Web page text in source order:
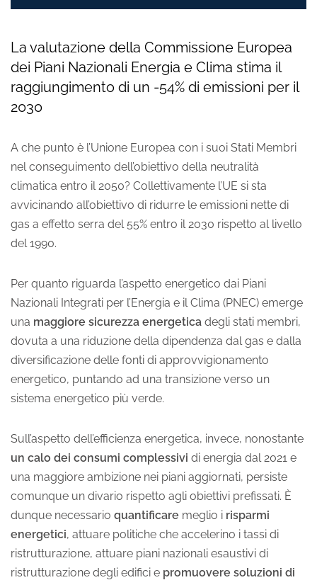
La valutazione della Commissione Europea
dei Piani Nazionali Energia e Clima stima il
raggiungimento di un -54% di emissioni per il
2030
A che punto è l’Unione Europea con i suoi Stati Membri
nel conseguimento dell’obiettivo della neutralità
climatica entro il 2050? Collettivamente l’UE si sta
avvicinando all’obiettivo di ridurre le emissioni nette di
gas a effetto serra del 55% entro il 2030 rispetto al livello
del 1990.
Per quanto riguarda l’aspetto energetico dai Piani
Nazionali Integrati per l’Energia e il Clima (PNEC) emerge
una maggiore sicurezza energetica degli stati membri,
dovuta a una riduzione della dipendenza dal gas e dalla
diversificazione delle fonti di approvvigionamento
energetico, puntando ad una transizione verso un
sistema energetico più verde.
Sull’aspetto dell’efficienza energetica, invece, nonostante
un calo dei consumi complessivi di energia dal 2021 e
una maggiore ambizione nei piani aggiornati, persiste
comunque un divario rispetto agli obiettivi prefissati. È
dunque necessario quantificare meglio i risparmi
energetici, attuare politiche che accelerino i tassi di
ristrutturazione, attuare piani nazionali esaustivi di
ristrutturazione degli edifici e promuovere soluzioni di